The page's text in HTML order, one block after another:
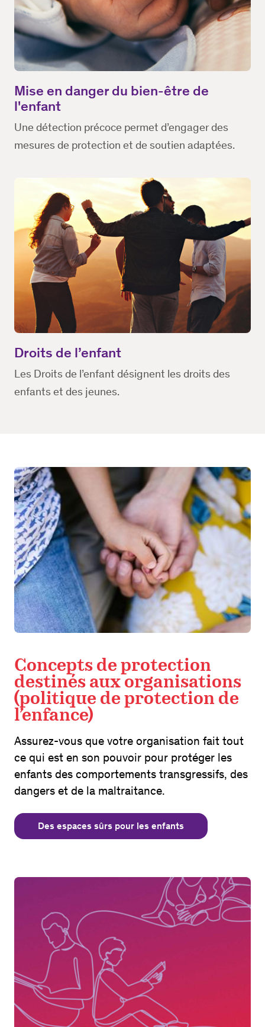
Mise en danger du bien-être de
l'enfant
Une détection précoce permet d’engager des
mesures de protection et de soutien adaptées.
Droits de l’enfant
Les Droits de l’enfant désignent les droits des
enfants et des jeunes.
Concepts de protection
destinés aux organisations
(politique de protection de
l’enfance)
Assurez-vous que votre organisation fait tout
ce qui est en son pouvoir pour protéger les
enfants des comportements transgressifs, des
dangers et de la maltraitance.
Des espaces sûrs pour les enfants